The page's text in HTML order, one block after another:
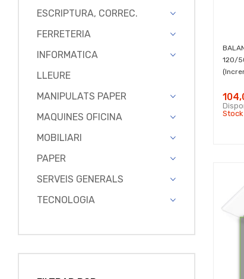
ESCRIPTURA, CORREC.
FERRETERIA
INFORMATICA
LLEURE
MANIPULATS PAPER
MAQUINES OFICINA
MOBILIARI
PAPER
SERVEIS GENERALS
TECNOLOGIA
120/
Stock